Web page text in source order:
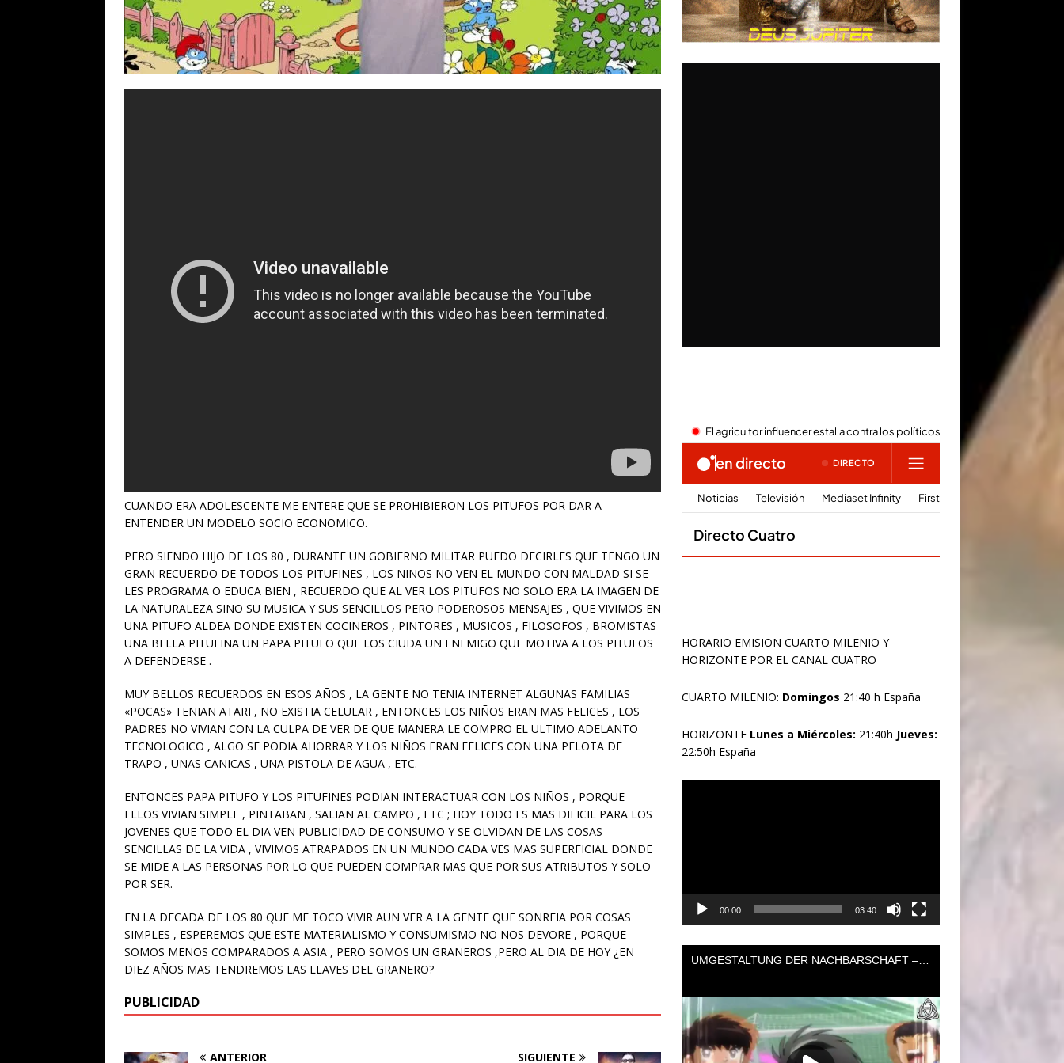
CUANDO ERA ADOLESCENTE ME ENTERE QUE SE PROHIBIERON LOS PITUFOS POR DAR A
ENTENDER UN MODELO SOCIO ECONOMICO.
PERO SIENDO HIJO DE LOS 80 , DURANTE UN GOBIERNO MILITAR PUEDO DECIRLES QUE TENGO UN
GRAN RECUERDO DE TODOS LOS PITUFINES , LOS NIÑOS NO VEN EL MUNDO CON MALDAD SI SE
LES PROGRAMA O EDUCA BIEN , RECUERDO QUE AL VER LOS PITUFOS NO SOLO ERA LA IMAGEN DE
LA NATURALEZA SINO SU MUSICA Y SUS SENCILLOS PERO PODEROSOS MENSAJES , QUE VIVIMOS EN
UNA PITUFO ALDEA DONDE EXISTEN COCINEROS , PINTORES , MUSICOS , FILOSOFOS , BROMISTAS
UNA BELLA PITUFINA UN PAPA PITUFO QUE LOS CIUDA UN ENEMIGO QUE MOTIVA A LOS PITUFOS
A DEFENDERSE .
MUY BELLOS RECUERDOS EN ESOS AÑOS , LA GENTE NO TENIA INTERNET ALGUNAS FAMILIAS
«POCAS» TENIAN ATARI , NO EXISTIA CELULAR , ENTONCES LOS NIÑOS ERAN MAS FELICES , LOS
PADRES NO VIVIAN CON LA CULPA DE VER DE QUE MANERA LE COMPRO EL ULTIMO ADELANTO
TECNOLOGICO , ALGO SE PODIA AHORRAR Y LOS NIÑOS ERAN FELICES CON UNA PELOTA DE
TRAPO , UNAS CANICAS , UNA PISTOLA DE AGUA , ETC.
ENTONCES PAPA PITUFO Y LOS PITUFINES PODIAN INTERACTUAR CON LOS NIÑOS , PORQUE
ELLOS VIVIAN SIMPLE , PINTABAN , SALIAN AL CAMPO , ETC ; HOY TODO ES MAS DIFICIL PARA LOS
JOVENES QUE TODO EL DIA VEN PUBLICIDAD DE CONSUMO Y SE OLVIDAN DE LAS COSAS
SENCILLAS DE LA VIDA , VIVIMOS ATRAPADOS EN UN MUNDO CADA VES MAS SUPERFICIAL DONDE
SE MIDE A LAS PERSONAS POR LO QUE PUEDEN COMPRAR MAS QUE POR SUS ATRIBUTOS Y SOLO
POR SER.
EN LA DECADA DE LOS 80 QUE ME TOCO VIVIR AUN VER A LA GENTE QUE SONREIA POR COSAS
SIMPLES , ESPEREMOS QUE ESTE MATERIALISMO Y CONSUMISMO NO NOS DEVORE , PORQUE
SOMOS MENOS COMPARADOS A ASIA , PERO SOMOS UN GRANEROS ,PERO AL DIA DE HOY ¿EN
DIEZ AÑOS MAS TENDREMOS LAS LLAVES DEL GRANERO?
PUBLICIDAD
ANTERIOR SIGUIENTE
HORARIO EMISION CUARTO MILENIO Y
HORIZONTE POR EL CANAL CUATRO
CUARTO MILENIO: Domingos 21:40 h España
HORIZONTE Lunes a Miércoles: 21:40h Jueves:
22:50h España
00:00 03:40